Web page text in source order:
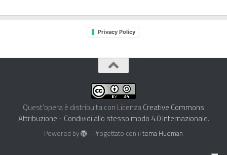
Privacy Policy
Quest'opera è distribuita con LicenzaCreative Commons
Attribuzione - Condividi allo stesso modo 4.0 Internazionale.
Powered by - Progettato con iltema Hueman